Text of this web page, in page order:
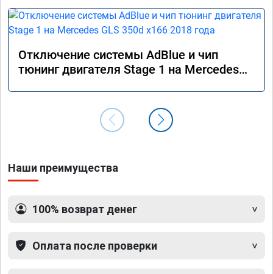
Отключение системы AdBlue и чип
тюнинг двигателя Stage 1 на Mercedes
Наши преимущества
100% возврат денег
Оплата после проверки